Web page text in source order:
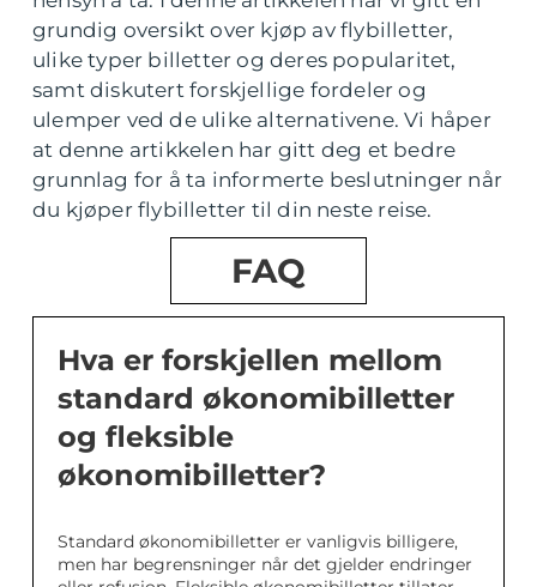
grundig oversikt over kjøp av flybilletter,
ulike typer billetter og deres popularitet,
samt diskutert forskjellige fordeler og
ulemper ved de ulike alternativene. Vi håper
at denne artikkelen har gitt deg et bedre
grunnlag for å ta informerte beslutninger når
du kjøper flybilletter til din neste reise.
FAQ
Hva er forskjellen mellom
standard økonomibilletter
og fleksible
økonomibilletter?
Standard økonomibilletter er vanligvis billigere,
men har begrensninger når det gjelder endringer